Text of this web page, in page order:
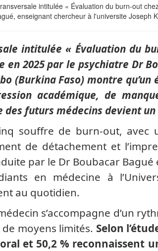
intitulée « Évaluation du burn-out
enseignant chercheur à l'universite Joseph
intitulée « Évaluation du
en 2025 par le psychiatre Dr
(Burkina Faso) montre
académique, de
futurs médecins devient
souffre de burn-out,
de détachement et
par le Dr Boubacar
en médecine à
au quotidien.
s’accompagne d’un
moyens limités. Selon
et 50,2 % reconnaissent